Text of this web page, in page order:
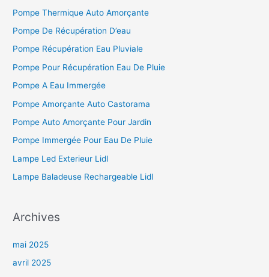
Pompe Thermique Auto Amorçante
Pompe De Récupération D’eau
Pompe Récupération Eau Pluviale
Pompe Pour Récupération Eau De Pluie
Pompe A Eau Immergée
Pompe Amorçante Auto Castorama
Pompe Auto Amorçante Pour Jardin
Pompe Immergée Pour Eau De Pluie
Lampe Led Exterieur Lidl
Lampe Baladeuse Rechargeable Lidl
Archives
mai 2025
avril 2025